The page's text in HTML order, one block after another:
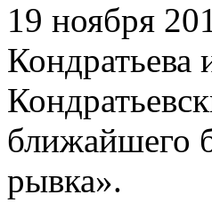
19 ноября
ближайшего
рывка».